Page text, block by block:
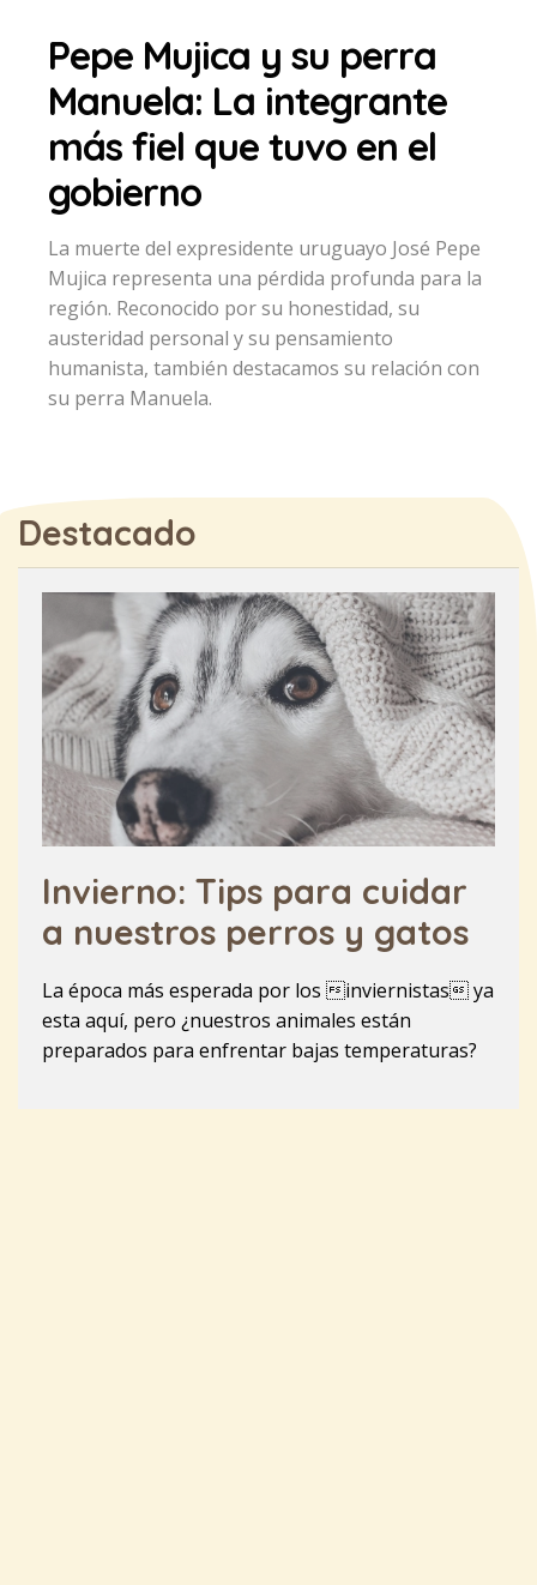
Pepe Mujica y su perra
Manuela: La integrante
más fiel que tuvo en el
gobierno
La muerte del expresidente uruguayo José Pepe
Mujica representa una pérdida profunda para la
región. Reconocido por su honestidad, su
austeridad personal y su pensamiento
humanista, también destacamos su relación con
su perra Manuela.
Destacado
Invierno: Tips para cuidar
a nuestros perros y gatos
La época más esperada por los inviernistas ya
esta aquí, pero ¿nuestros animales están
preparados para enfrentar bajas temperaturas?